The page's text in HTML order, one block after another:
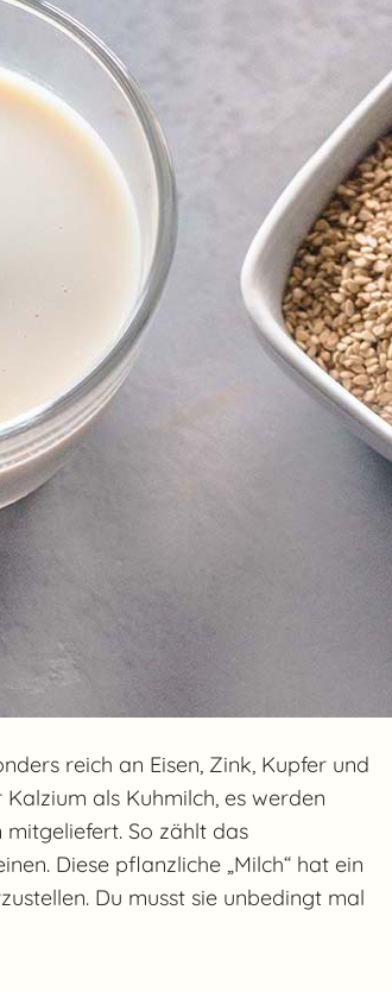
reich an Eisen, Zink, Kupfer und
als Kuhmilch, es werden
mitgeliefert. So zählt das
Diese pflanzliche „Milch“ hat ein
Du musst sie unbedingt mal